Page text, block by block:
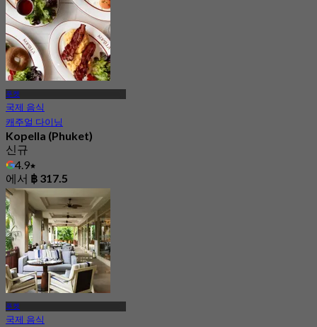
푸켓
국제 음식
캐주얼 다이닝
Kopella (Phuket)
신규
4.9
에서 ฿ 317.5
푸켓
국제 음식